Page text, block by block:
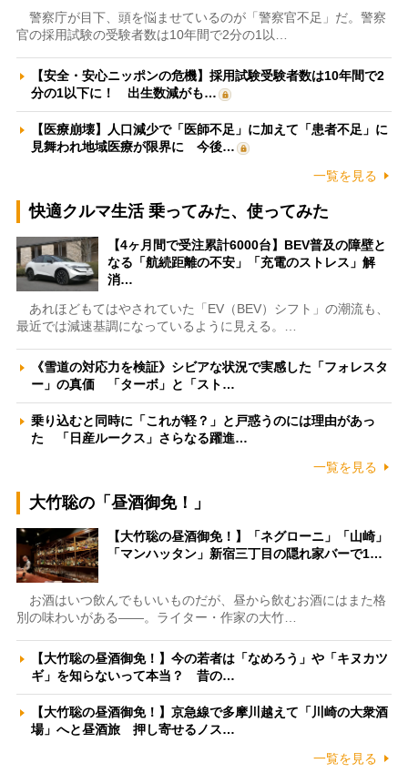
警察庁が目下、頭を悩ませているのが「警察官不足」だ。警察
官の採用試験の受験者数は10年間で2分の1以…
【安全・安心ニッポンの危機】採用試験受験者数は10年間で2
分の1以下に！ 出生数減がも…
【医療崩壊】人口減少で「医師不足」に加えて「患者不足」に
見舞われ地域医療が限界に 今後…
一覧を見る
快適クルマ生活 乗ってみた、使ってみた
【4ヶ月間で受注累計6000台】BEV普及の障壁と
なる「航続距離の不安」「充電のストレス」解
消…
あれほどもてはやされていた「EV（BEV）シフト」の潮流も、
最近では減速基調になっているように見える。…
《雪道の対応力を検証》シビアな状況で実感した「フォレスタ
ー」の真価 「ターボ」と「スト…
乗り込むと同時に「これが軽？」と戸惑うのには理由があっ
た 「日産ルークス」さらなる躍進…
一覧を見る
大竹聡の「昼酒御免！」
【大竹聡の昼酒御免！】「ネグローニ」「山崎」
「マンハッタン」新宿三丁目の隠れ家バーで1…
お酒はいつ飲んでもいいものだが、昼から飲むお酒にはまた格
別の味わいがある――。ライター・作家の大竹…
【大竹聡の昼酒御免！】今の若者は「なめろう」や「キヌカツ
ギ」を知らないって本当？ 昔の…
【大竹聡の昼酒御免！】京急線で多摩川越えて「川崎の大衆酒
場」へと昼酒旅 押し寄せるノス…
一覧を見る